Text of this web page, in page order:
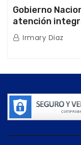
Gobierno
atención
tras doblete
Irmary Diaz